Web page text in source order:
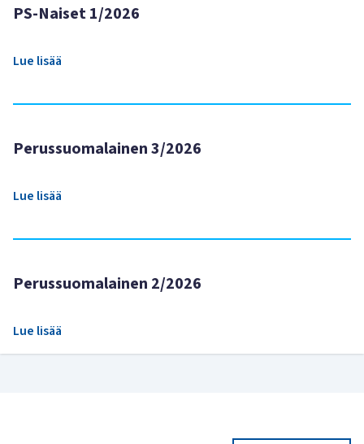
PS-Naiset 1/2026
Lue lisää
Perussuomalainen 3/2026
Lue lisää
Perussuomalainen 2/2026
Lue lisää